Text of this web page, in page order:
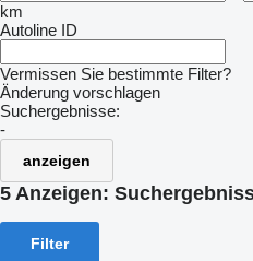
km
Autoline ID
Vermissen Sie bestimmte Filter?
Änderung vorschlagen
Suchergebnisse:
-
anzeigen
5 Anzeigen:
Filter